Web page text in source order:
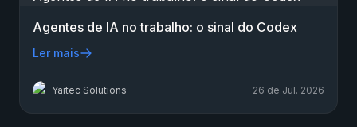
Agentes de IA no trabalho: o sinal do Codex
Ler mais
Yaitec Solutions 26 de Jul. 2026